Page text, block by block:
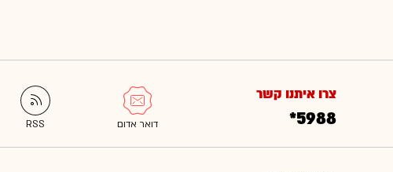
צרו איתנו קשר
*5988